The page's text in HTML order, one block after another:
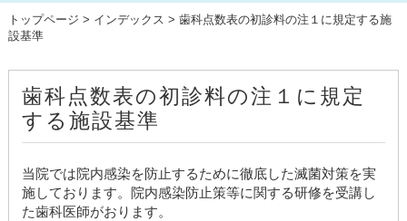
トップページ > インデックス > 歯科点数表の初診料の注１に規定する施
設基準
歯科点数表の初診料の注１に規定
する施設基準
当院では院内感染を防止するために徹底した滅菌対策を実
施しております。院内感染防止策等に関する研修を受講し
た歯科医師がおります。